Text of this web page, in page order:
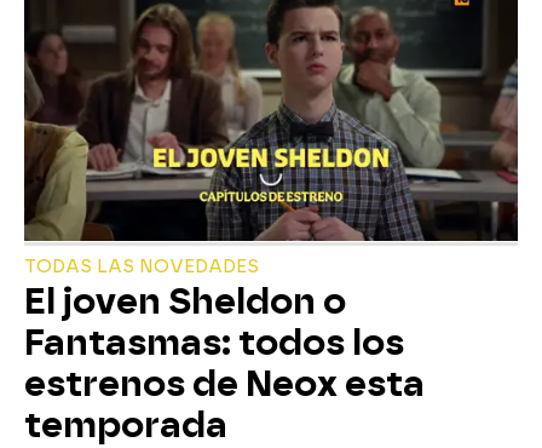
TODAS LAS NOVEDADES
El joven Sheldon o
Fantasmas: todos los
estrenos de Neox esta
temporada